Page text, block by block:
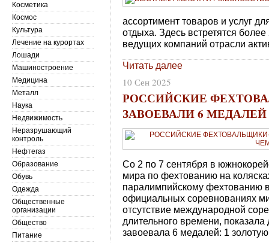
ассортимент товаров и услуг
отдыха. Здесь встретятся
ведущих компаний отрасли
Читать далее
10 Сен 2025
РОССИЙСКИЕ
ЗАВОЕВАЛИ 6
Со 2 по 7 сентября в
мира по фехтованию на
паралимпийскому фехтованию
официальных соревнованиях
отсутствие международной
длительного времени,
завоевала 6 медалей: 1
Косметика
Космос
Культура
Лечение на курортах
Лошади
Машиностроение
Медицина
Металл
Наука
Недвижимость
Неразрушающий
контроль
Нефтегаз
Образование
Обувь
Одежда
Общественные
организации
Общество
Питание